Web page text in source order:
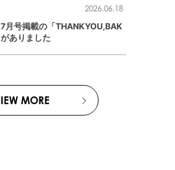
2026.06.18
月号掲載の「THANKYOU,BAK
ありました
MORE